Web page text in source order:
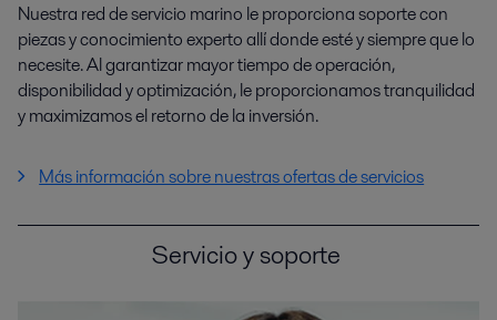
Nuestra red de servicio marino le proporciona soporte con
piezas y conocimiento experto allí donde esté y siempre que lo
necesite. Al garantizar mayor tiempo de operación,
disponibilidad y optimización, le proporcionamos tranquilidad
y maximizamos el retorno de la inversión.
Más información sobre nuestras ofertas de servicios
Servicio y soporte